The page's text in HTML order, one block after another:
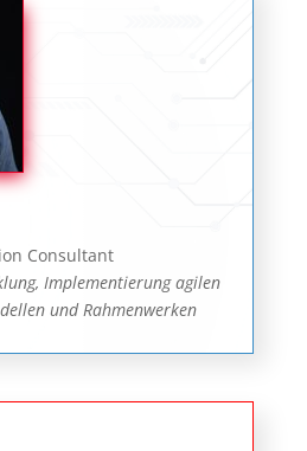
Consultant
Implementierung agilen
und Rahmenwerken